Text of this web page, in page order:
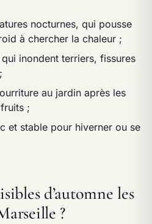
nocturnes, qui pousse
à chercher la chaleur ;
inondent terriers, fissures
au jardin après les
;
et stable pour hiverner ou se
d’automne les
?